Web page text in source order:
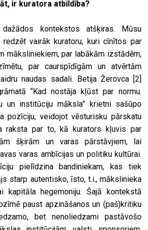
ir kuratora atbildība?
dažādos kontekstos atšķiras. Mūsu
vairāk kuratoru, kuri cīnītos par
māksliniekiem, par labākām izstādēm,
par caurspīdīgām un atvērtām
naudas sadali. Betija Žerovca
[2]
“Kad nostāja kļūst par normu.
un institūciju māksla” krietni sašūpo
pozīciju, veidojot vēsturisku pārskatu
raksta par to, kā kurators kļuvis par
šķirām un varas pārstāvjiem, lai
varas ambīcijas un politiku kultūrai.
pielīdzina bandiniekam, kas tiek
starp autentisko, īsto, t.i., mākslinieka
kapitāla hegemoniju. Šajā kontekstā
paust apzināšanos un (paš)kritiku
bet nenoliedzami pastāvošo